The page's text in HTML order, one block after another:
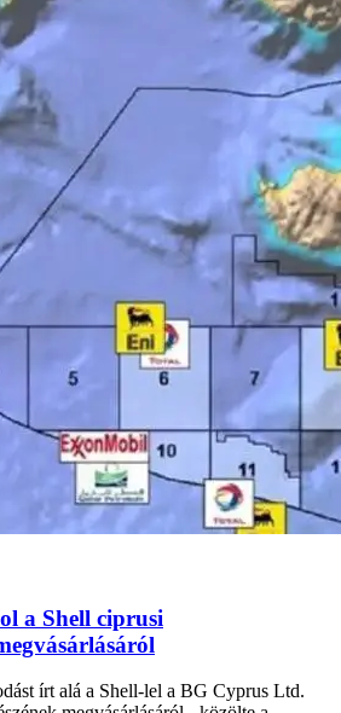
a Shell ciprusi
írt alá a Shell-lel a BG Cyprus Ltd.